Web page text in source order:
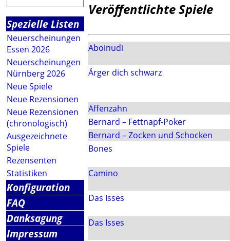
Spezielle Listen
Neuerscheinungen
Essen 2026
Neuerscheinungen
Nürnberg 2026
Neue Spiele
Neue Rezensionen
Neue Rezensionen
(chronologisch)
Ausgezeichnete
Spiele
Rezensenten
Statistiken
Konfiguration
FAQ
Danksagung
Impressum
Veröffentlichte Spiele
Aboinudi
Ärger dich schwarz
Affenzahn
Bernard – Fettnapf-Poker
Bernard – Zocken und Schocken
Bones
Camino
Das Isses
Das Isses